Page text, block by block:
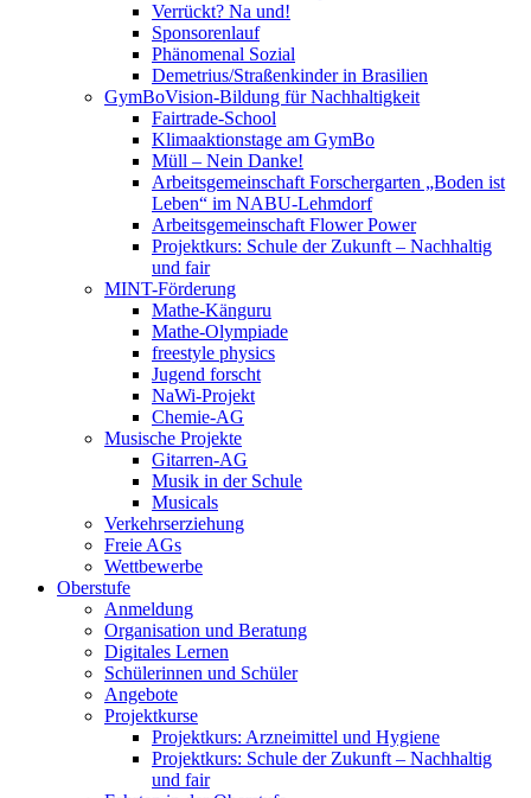
Verrückt? Na und!
Sponsorenlauf
Phänomenal Sozial
Demetrius/Straßenkinder in Brasilien
GymBoVision-Bildung für Nachhaltigkeit
Fairtrade-School
Klimaaktionstage am GymBo
Müll – Nein Danke!
Arbeitsgemeinschaft Forschergarten „Boden ist
Leben“ im NABU-Lehmdorf
Arbeitsgemeinschaft Flower Power
Projektkurs: Schule der Zukunft – Nachhaltig
und fair
MINT-Förderung
Mathe-Känguru
Mathe-Olympiade
freestyle physics
Jugend forscht
NaWi-Projekt
Chemie-AG
Musische Projekte
Gitarren-AG
Musik in der Schule
Musicals
Verkehrserziehung
Freie AGs
Wettbewerbe
Oberstufe
Anmeldung
Organisation und Beratung
Digitales Lernen
Schülerinnen und Schüler
Angebote
Projektkurse
Projektkurs: Arzneimittel und Hygiene
Projektkurs: Schule der Zukunft – Nachhaltig
und fair